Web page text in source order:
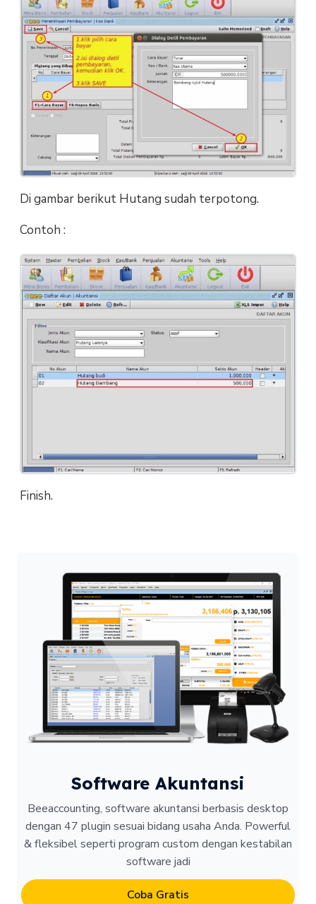
Di gambar berikut Hutang sudah terpotong.
Contoh :
Finish.
Software Akuntansi
Beeaccounting, software akuntansi berbasis desktop
dengan 47 plugin sesuai bidang usaha Anda. Powerful
& fleksibel seperti program custom dengan kestabilan
software jadi
Coba Gratis